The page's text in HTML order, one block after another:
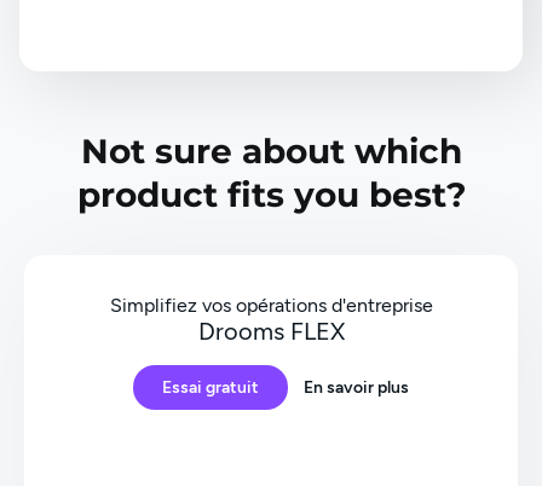
Not sure about which
product fits you best?
Simplifiez vos opérations d'entreprise
Drooms FLEX
Essai gratuit En savoir plus